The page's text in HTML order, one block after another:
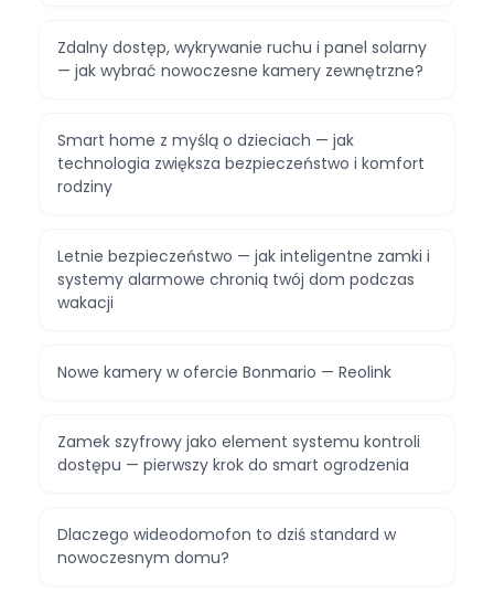
Zdalny dostęp, wykrywanie ruchu i panel solarny
— jak wybrać nowoczesne kamery zewnętrzne?
Smart home z myślą o dzieciach — jak
technologia zwiększa bezpieczeństwo i komfort
rodziny
Letnie bezpieczeństwo — jak inteligentne zamki i
systemy alarmowe chronią twój dom podczas
wakacji
Nowe kamery w ofercie Bonmario — Reolink
Zamek szyfrowy jako element systemu kontroli
dostępu — pierwszy krok do smart ogrodzenia
Dlaczego wideodomofon to dziś standard w
nowoczesnym domu?